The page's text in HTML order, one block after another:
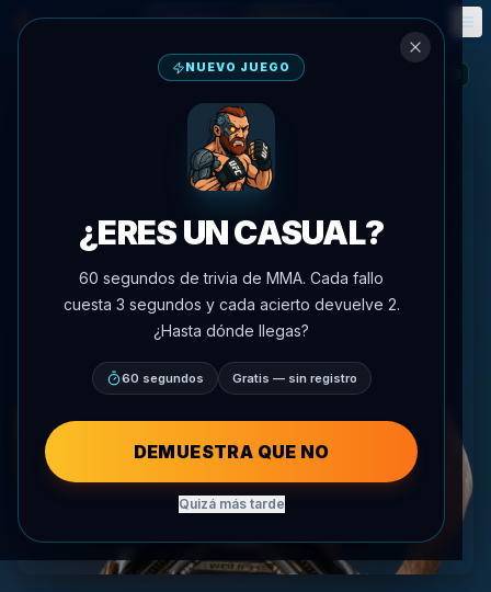
🎮 Fantasía 📅 Eventos
NUEVO JUEGO
¿ERES UN CASUAL?
60 segundos de trivia de MMA. Cada fallo
cuesta 3 segundos y cada acierto devuelve 2.
¿Hasta dónde llegas?
60 segundos Gratis — sin registro
DEMUESTRA QUE NO
Quizá más tarde